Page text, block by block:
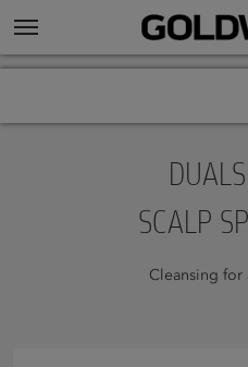
SCALP
Cleansing for